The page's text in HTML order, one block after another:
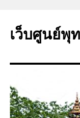
ยัง
เว็บศูนย์พุ